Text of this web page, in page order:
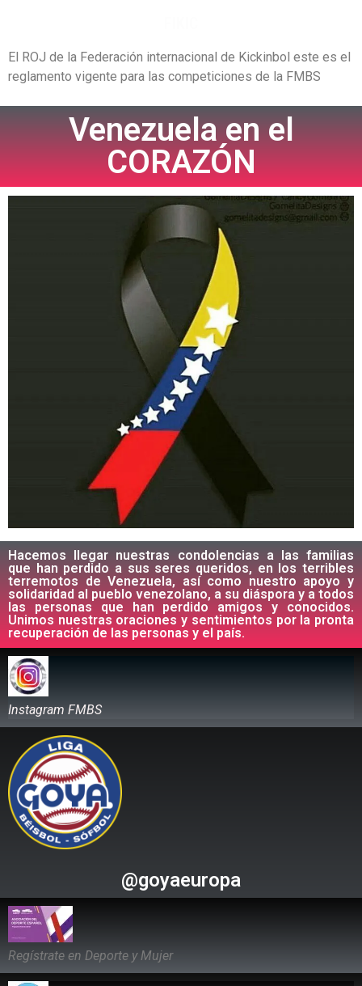
El ROJ de la Federación internacional de Kickinbol este es el
reglamento vigente para las competiciones de la FMBS
Venezuela en el
CORAZÓN
Hacemos llegar nuestras condolencias a las familias
que han perdido a sus seres queridos, en los terribles
terremotos de Venezuela, así como nuestro apoyo y
solidaridad al pueblo venezolano, a su diáspora y a todos
las personas que han perdido amigos y conocidos.
Unimos nuestras oraciones y sentimientos por la pronta
recuperación de las personas y el país.
Instagram FMBS
@goyaeuropa
Regístrate en Deporte y Mujer